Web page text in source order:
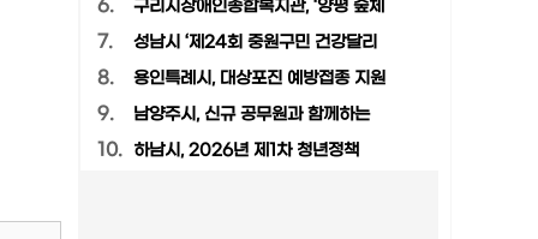
6. 구리시장애인종합복지관, ‘양평 숲체
7. 성남시 ‘제24회 중원구민 건강달리
8. 용인특례시, 대상포진 예방접종 지원
9. 남양주시, 신규 공무원과 함께하는
10. 하남시, 2026년 제1차 청년정책